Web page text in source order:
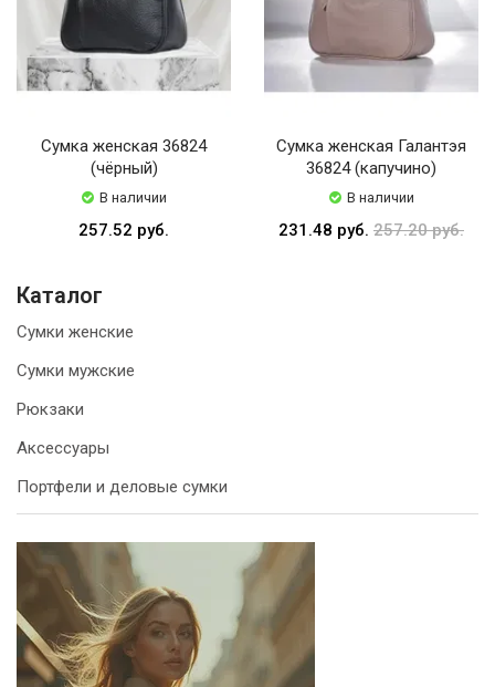
Сумка женская 36824
(чёрный)
В наличии
257.52 руб.
Сумка женская Галантэя
36824 (капучино)
В наличии
231.48 руб. 257.20 руб.
Каталог
Сумки женские
Сумки мужские
Рюкзаки
Аксессуары
Портфели и деловые сумки